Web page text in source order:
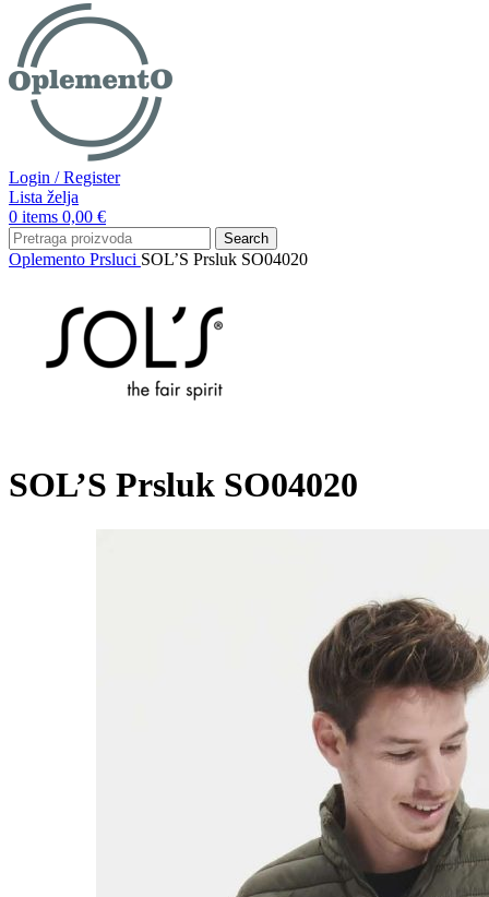
Login / Register
Lista želja
0 items 0,00 €
Search
Oplemento Prsluci SOL’S Prsluk SO04020
SOL’S Prsluk SO04020